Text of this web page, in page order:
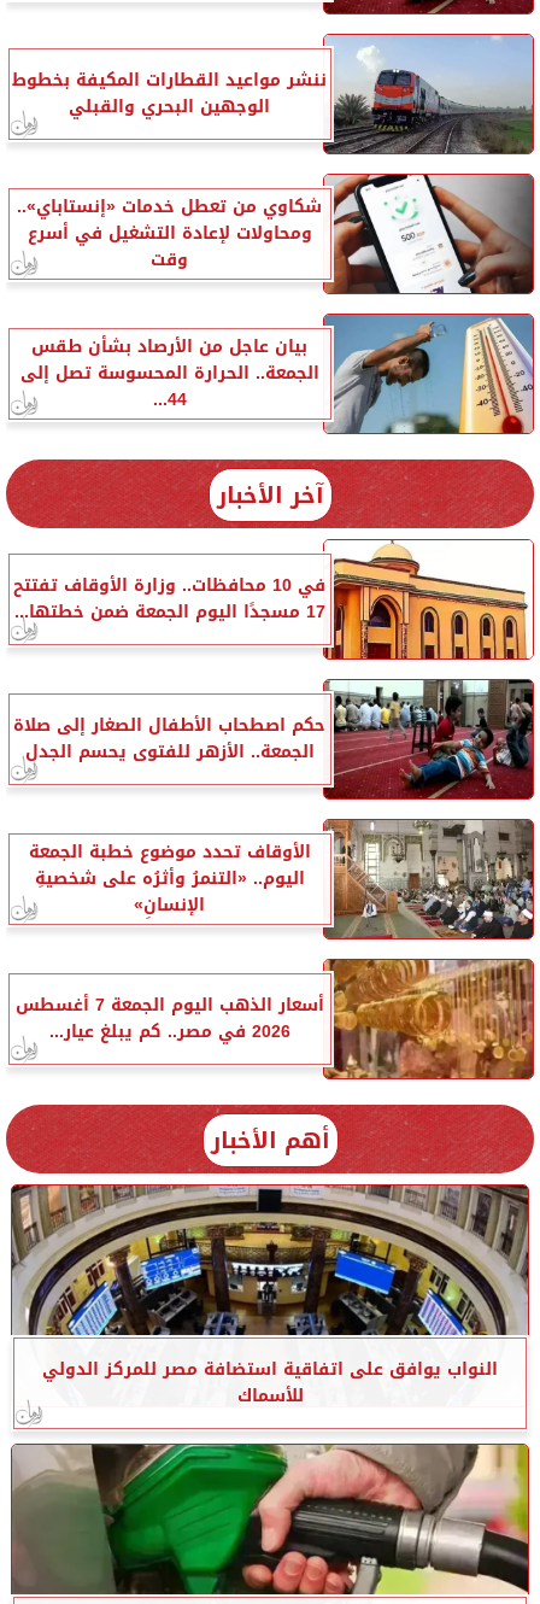
ننشر مواعيد القطارات المكيفة بخطوط
الوجهين البحري والقبلي
شكاوي من تعطل خدمات «إنستاباي»..
ومحاولات لإعادة التشغيل في أسرع
وقت
بيان عاجل من الأرصاد بشأن طقس
الجمعة.. الحرارة المحسوسة تصل إلى
44...
آخر الأخبار
في 10 محافظات.. وزارة الأوقاف تفتتح
17 مسجدًا اليوم الجمعة ضمن خطتها...
حكم اصطحاب الأطفال الصغار إلى صلاة
الجمعة.. الأزهر للفتوى يحسم الجدل
الأوقاف تحدد موضوع خطبة الجمعة
اليوم.. «التنمرُ وأثرُه على شخصيةِ
الإنسانِ»
أسعار الذهب اليوم الجمعة 7 أغسطس
2026 في مصر.. كم يبلغ عيار...
أهم الأخبار
النواب يوافق على اتفاقية استضافة مصر للمركز الدولي
للأسماك